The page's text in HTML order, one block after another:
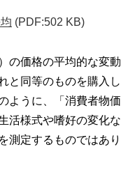
(PDF:502 KB)
の価格の平均的な変動
と同等のものを購入し
ように、「消費者物価
活様式や嗜好の変化な
測定するものではあり